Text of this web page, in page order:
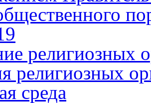
религиозных
религиозных
среда